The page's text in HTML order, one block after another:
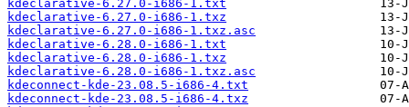
kdeclarative-6.27.0-i686-1.txt
kdeclarative-6.27.0-i686-1.txz
kdeclarative-6.27.0-i686-1.txz.asc
kdeclarative-6.28.0-i686-1.txt
kdeclarative-6.28.0-i686-1.txz
kdeclarative-6.28.0-i686-1.txz.asc
kdeconnect-kde-23.08.5-i686-4.txt
kdeconnect-kde-23.08.5-i686-4.txz